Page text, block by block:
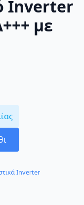
Inverter
με
Inverter